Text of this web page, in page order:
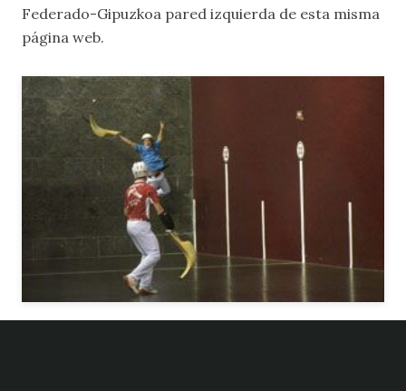
Federado-Gipuzkoa pared izquierda de esta misma
página web.